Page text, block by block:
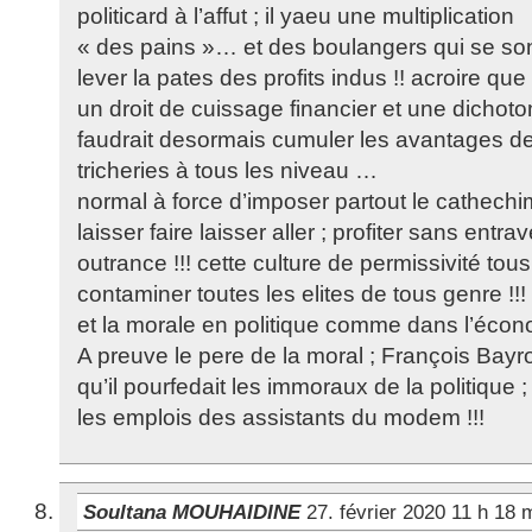
politicard à l’affut ; il yaeu une multiplication
« des pains »… et des boulangers qui se
lever la pates des profits indus !! acroire
un droit de cuissage financier et une
faudrait desormais cumuler les avantages
tricheries à tous les niveau …
normal à force d’imposer partout le
laisser faire laisser aller ; profiter sans
outrance !!! cette culture de permissivité
contaminer toutes les elites de tous genre !!!
et la morale en politique comme dans
A preuve le pere de la moral ; François
qu’il pourfedait les immoraux de la politique
les emplois des assistants du modem !!!
Soultana MOUHAIDINE 27. février 2020 11 h 18